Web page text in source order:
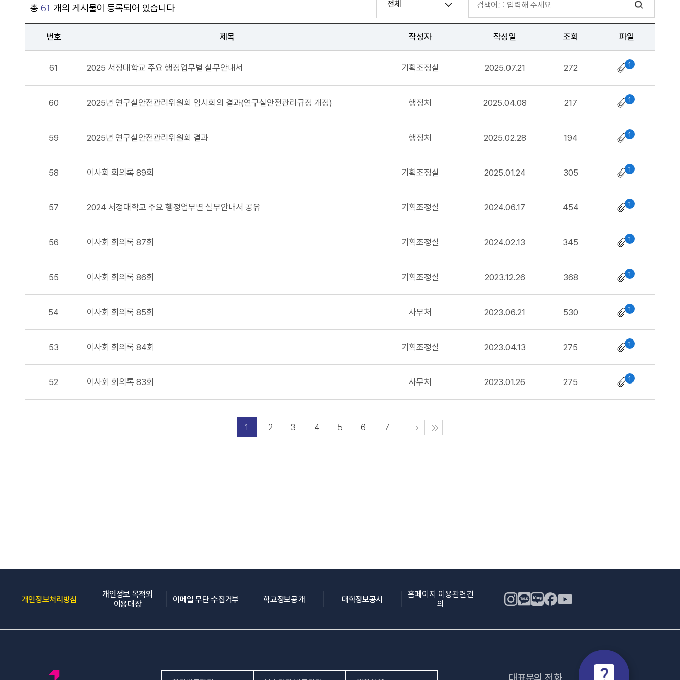
총 61 개의 게시물이 등록되어 있습니다 전체
번호 제목 작성자 작성일 조회 파일
61 2025 서정대학교 주요 행정업무별 실무안내서 기획조정실 2025.07.21 272 1
60 2025년 연구실안전관리위원회 임시회의 결과(연구실안전관리규정 개정) 행정처 2025.04.08 217 1
59 2025년 연구실안전관리위원회 결과 행정처 2025.02.28 194 1
58 이사회 회의록 89회 기획조정실 2025.01.24 305 1
57 2024 서정대학교 주요 행정업무별 실무안내서 공유 기획조정실 2024.06.17 454 1
56 이사회 회의록 87회 기획조정실 2024.02.13 345 1
55 이사회 회의록 86회 기획조정실 2023.12.26 368 1
54 이사회 회의록 85회 사무처 2023.06.21 530 1
53 이사회 회의록 84회 기획조정실 2023.04.13 275 1
52 이사회 회의록 83회 사무처 2023.01.26 275 1
1 2 3 4 5 6 7
개인정보처리방침 (새 창 열림)개인정보 목적외
이용대장(새 창 열림)이메일 무단 수집거부(새 창 열림)학교정보공개(새 창 열림) 대학정보공시 (새 창 열림)홈페이지 이용관련건
의